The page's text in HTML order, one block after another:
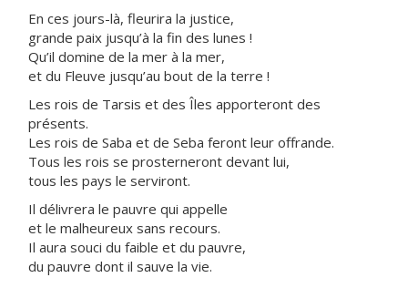
En ces jours-là, fleurira la justice,
grande paix jusqu’à la fin des lunes !
Qu’il domine de la mer à la mer,
et du Fleuve jusqu’au bout de la terre !
Les rois de Tarsis et des Îles apporteront des
présents.
Les rois de Saba et de Seba feront leur offrande.
Tous les rois se prosterneront devant lui,
tous les pays le serviront.
Il délivrera le pauvre qui appelle
et le malheureux sans recours.
Il aura souci du faible et du pauvre,
du pauvre dont il sauve la vie.